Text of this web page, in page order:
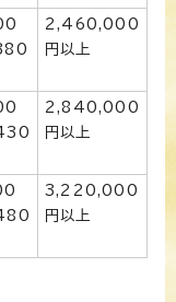
2,460,000
円以上
2,840,000
円以上
3,220,000
円以上